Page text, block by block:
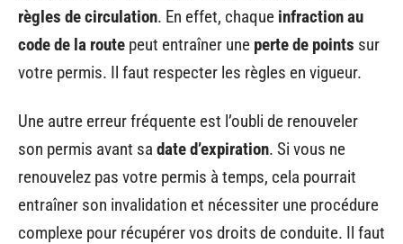
règles de circulation. En effet, chaque infraction au
code de la route peut entraîner une perte de points sur
votre permis. Il faut respecter les règles en vigueur.
Une autre erreur fréquente est l’oubli de renouveler
son permis avant sa date d’expiration. Si vous ne
renouvelez pas votre permis à temps, cela pourrait
entraîner son invalidation et nécessiter une procédure
complexe pour récupérer vos droits de conduite. Il faut